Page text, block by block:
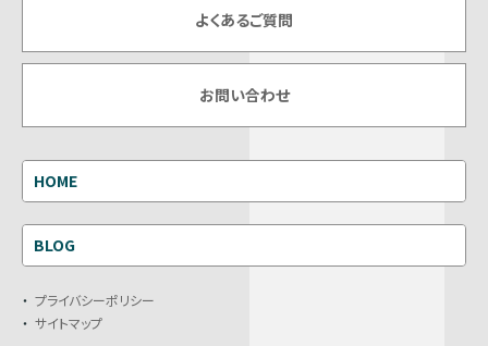
よくあるご質問
お問い合わせ
HOME
BLOG
プライバシーポリシー
サイトマップ